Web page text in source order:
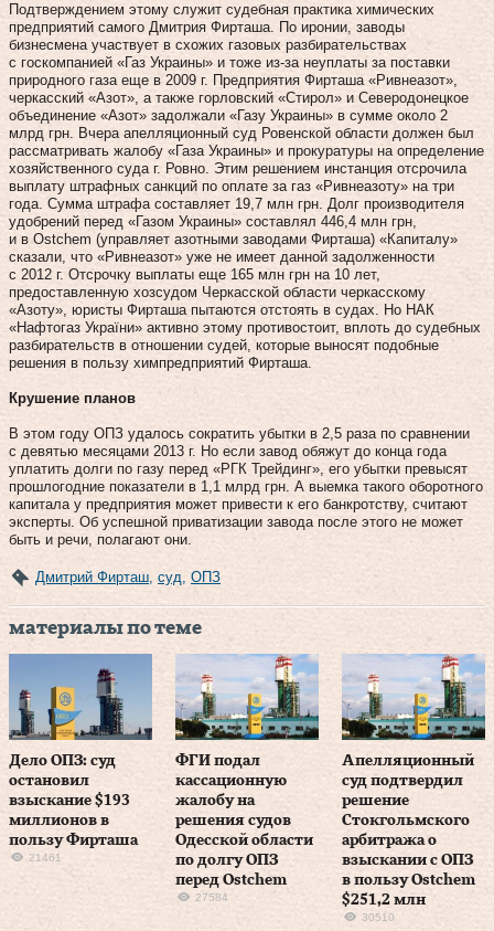
Подтверждением этому служит судебная практика химических
предприятий самого Дмитрия Фирташа. По иронии, заводы
бизнесмена участвует в схожих газовых разбирательствах
с госкомпанией «Газ Украины» и тоже из‑за неуплаты за поставки
природного газа еще в 2009 г. Предприятия Фирташа «Ривнеазот»,
черкасский «Азот», а также горловский «Стирол» и Северодонецкое
объединение «Азот» задолжали «Газу Украины» в сумме около 2
млрд грн. Вчера апелляционный суд Ровенской области должен был
рассматривать жалобу «Газа Украины» и прокуратуры на определение
хозяйственного суда г. Ровно. Этим решением инстанция отсрочила
выплату штрафных санкций по оплате за газ «Ривнеазоту» на три
года. Сумма штрафа составляет 19,7 млн грн. Долг производителя
удобрений перед «Газом Украины» составлял 446,4 млн грн,
и в Ostchem (управляет азотными заводами Фирташа) «Капиталу»
сказали, что «Ривнеазот» уже не имеет данной задолженности
с 2012 г. Отсрочку выплаты еще 165 млн грн на 10 лет,
предоставленную хозсудом Черкасской области черкасскому
«Азоту», юристы Фирташа пытаются отстоять в судах. Но НАК
«Нафтогаз України» активно этому противостоит, вплоть до судебных
разбирательств в отношении судей, которые выносят подобные
решения в пользу химпредприятий Фирташа.
Крушение планов
В этом году ОПЗ удалось сократить убытки в 2,5 раза по сравнении
с девятью месяцами 2013 г. Но если завод обяжут до конца года
уплатить долги по газу перед «РГК Трейдинг», его убытки превысят
прошлогодние показатели в 1,1 млрд грн. А выемка такого оборотного
капитала у предприятия может привести к его банкротству, считают
эксперты. Об успешной приватизации завода после этого не может
быть и речи, полагают они.
Дмитрий Фирташ, суд, ОПЗ
материалы по теме
Дело ОПЗ: суд
остановил
взыскание $193
миллионов в
пользу Фирташа
21461
ФГИ подал
кассационную
жалобу на
решения судов
Одесской области
по долгу ОПЗ
перед Ostchem
27584
Апелляционный
суд подтвердил
решение
Стокгольмского
арбитража о
взыскании с ОПЗ
в пользу Ostchem
$251,2 млн
30510